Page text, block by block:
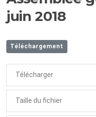
juin 2018
Téléchargement
Télécharger
Taille du fichier